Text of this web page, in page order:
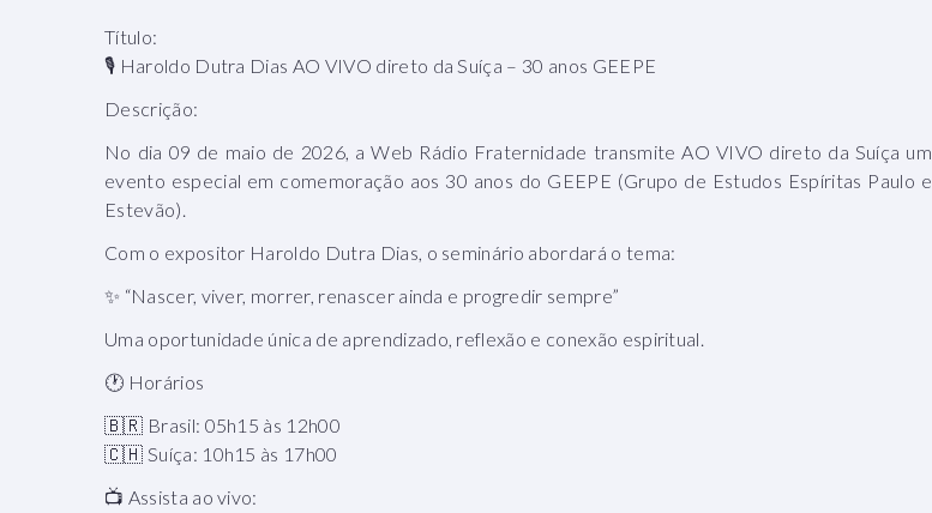
Título:
🎙️ Haroldo Dutra Dias AO VIVO direto da Suíça – 30 anos GEEPE
Descrição:
No dia 09 de maio de 2026, a Web Rádio Fraternidade transmite AO VIVO direto da Suíça um
evento especial em comemoração aos 30 anos do GEEPE (Grupo de Estudos Espíritas Paulo e
Estevão).
Com o expositor Haroldo Dutra Dias, o seminário abordará o tema:
✨ “Nascer, viver, morrer, renascer ainda e progredir sempre”
Uma oportunidade única de aprendizado, reflexão e conexão espiritual.
🕐 Horários
🇧🇷 Brasil: 05h15 às 12h00
🇨🇭 Suíça: 10h15 às 17h00
📺 Assista ao vivo: